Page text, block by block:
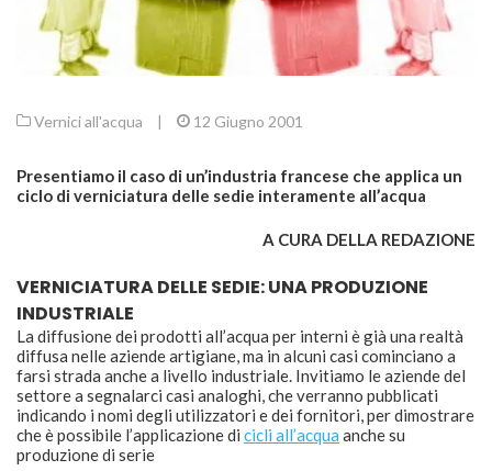
Vernici all'acqua | 12 Giugno 2001
Presentiamo il caso di un’industria francese che applica un
ciclo di verniciatura delle sedie interamente all’acqua
A CURA DELLA REDAZIONE
VERNICIATURA DELLE SEDIE: UNA PRODUZIONE
INDUSTRIALE
La diffusione dei prodotti all’acqua per interni è già una realtà
diffusa nelle aziende artigiane, ma in alcuni casi cominciano a
farsi strada anche a livello industriale. Invitiamo le aziende del
settore a segnalarci casi analoghi, che verranno pubblicati
indicando i nomi degli utilizzatori e dei fornitori, per dimostrare
che è possibile l’applicazione di cicli all’acqua anche su
produzione di serie